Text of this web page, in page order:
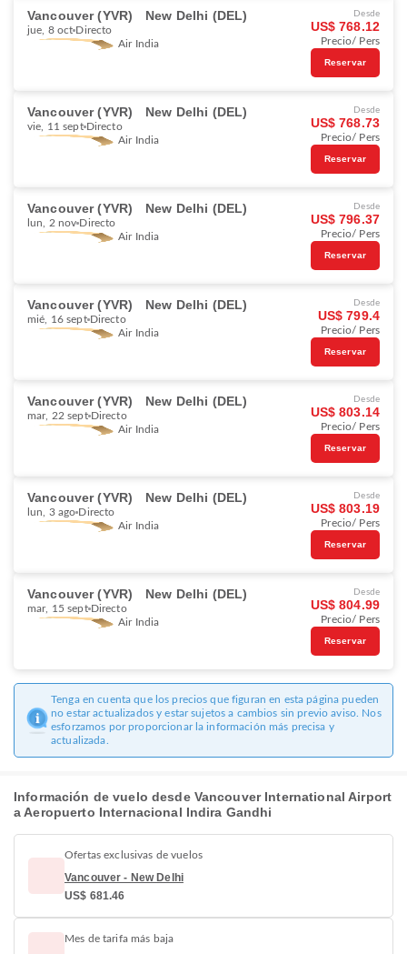
Vancouver (YVR) New Delhi (DEL)
jue, 8 oct Directo
Air India
Desde
US$ 768.12
Precio/ Pers
Reservar
Vancouver (YVR) New Delhi (DEL)
vie, 11 sept Directo
Air India
Desde
US$ 768.73
Precio/ Pers
Reservar
Vancouver (YVR) New Delhi (DEL)
lun, 2 nov Directo
Air India
Desde
US$ 796.37
Precio/ Pers
Reservar
Vancouver (YVR) New Delhi (DEL)
mié, 16 sept Directo
Air India
Desde
US$ 799.4
Precio/ Pers
Reservar
Vancouver (YVR) New Delhi (DEL)
mar, 22 sept Directo
Air India
Desde
US$ 803.14
Precio/ Pers
Reservar
Vancouver (YVR) New Delhi (DEL)
lun, 3 ago Directo
Air India
Desde
US$ 803.19
Precio/ Pers
Reservar
Vancouver (YVR) New Delhi (DEL)
mar, 15 sept Directo
Air India
Desde
US$ 804.99
Precio/ Pers
Reservar
Tenga en cuenta que los precios que figuran en esta página pueden
no estar actualizados y estar sujetos a cambios sin previo aviso. Nos
esforzamos por proporcionar la información más precisa y
actualizada.
Información de vuelo desde Vancouver International Airport
a Aeropuerto Internacional Indira Gandhi
Ofertas exclusivas de vuelos
Vancouver - New Delhi
US$ 681.46
Mes de tarifa más baja